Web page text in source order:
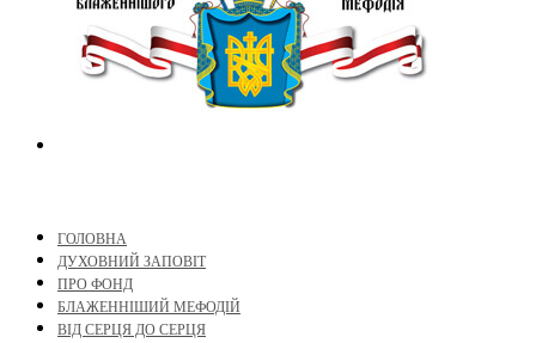
ГОЛОВНА
ДУХОВНИЙ ЗАПОВІТ
ПРО ФОНД
БЛАЖЕННІШИЙ МЕФОДІЙ
ВІД СЕРЦЯ ДО СЕРЦЯ